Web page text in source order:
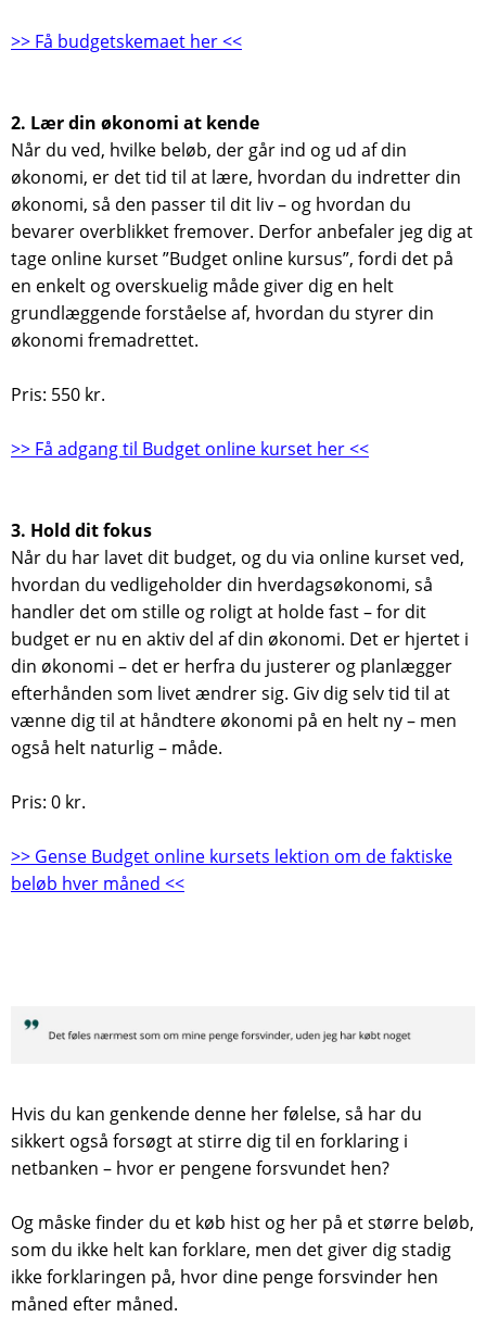
>> Få budgetskemaet her <<
2. Lær din økonomi at kende
Når du ved, hvilke beløb, der går ind og ud af din
økonomi, er det tid til at lære, hvordan du indretter din
økonomi, så den passer til dit liv – og hvordan du
bevarer overblikket fremover. Derfor anbefaler jeg dig at
tage online kurset ”Budget online kursus”, fordi det på
en enkelt og overskuelig måde giver dig en helt
grundlæggende forståelse af, hvordan du styrer din
økonomi fremadrettet.
Pris: 550 kr.
>> Få adgang til Budget online kurset her <<
3. Hold dit fokus
Når du har lavet dit budget, og du via online kurset ved,
hvordan du vedligeholder din hverdagsøkonomi, så
handler det om stille og roligt at holde fast – for dit
budget er nu en aktiv del af din økonomi. Det er hjertet i
din økonomi – det er herfra du justerer og planlægger
efterhånden som livet ændrer sig. Giv dig selv tid til at
vænne dig til at håndtere økonomi på en helt ny – men
også helt naturlig – måde.
Pris: 0 kr.
>> Gense Budget online kursets lektion om de faktiske
beløb hver måned <<
Hvis du kan genkende denne her følelse, så har du
sikkert også forsøgt at stirre dig til en forklaring i
netbanken – hvor er pengene forsvundet hen?
Og måske finder du et køb hist og her på et større beløb,
som du ikke helt kan forklare, men det giver dig stadig
ikke forklaringen på, hvor dine penge forsvinder hen
måned efter måned.